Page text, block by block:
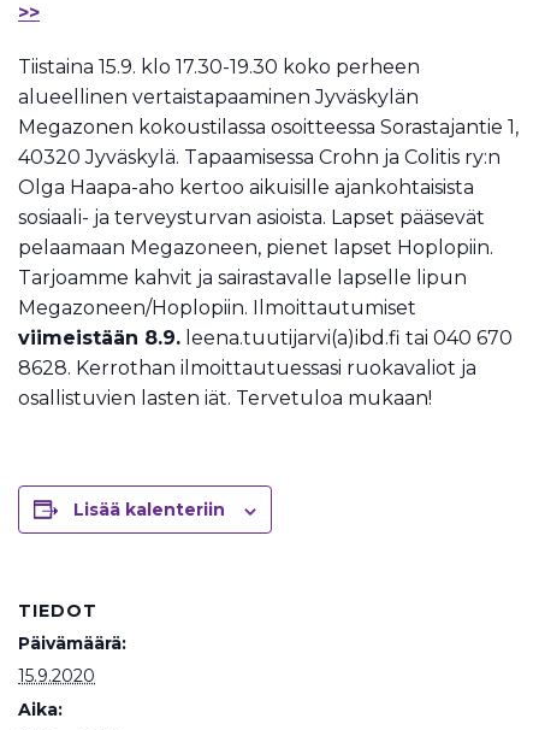
>>
Tiistaina 15.9. klo 17.30-19.30 koko perheen
alueellinen vertaistapaaminen Jyväskylän
Megazonen kokoustilassa osoitteessa Sorastajantie 1,
40320 Jyväskylä. Tapaamisessa Crohn ja Colitis ry:n
Olga Haapa-aho kertoo aikuisille ajankohtaisista
sosiaali- ja terveysturvan asioista. Lapset pääsevät
pelaamaan Megazoneen, pienet lapset Hoplopiin.
Tarjoamme kahvit ja sairastavalle lapselle lipun
Megazoneen/Hoplopiin. Ilmoittautumiset
viimeistään 8.9. leena.tuutijarvi(a)ibd.fi tai 040 670
8628. Kerrothan ilmoittautuessasi ruokavaliot ja
osallistuvien lasten iät. Tervetuloa mukaan!
Lisää kalenteriin
TIEDOT
Päivämäärä:
15.9.2020
Aika: